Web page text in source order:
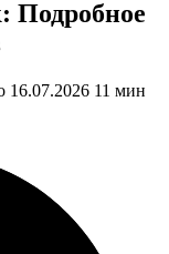
Подробное
16.07.2026 11 мин